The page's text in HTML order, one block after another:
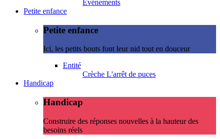
Evénements
Petite enfance
Petite enfance
Ici, les petits bouts font leur nid tout en douceur
Entité
Crèche L'arrêt de puces
Handicap
Handicap
Construire des réponses nouvelles à la hauteur des
besoins réels